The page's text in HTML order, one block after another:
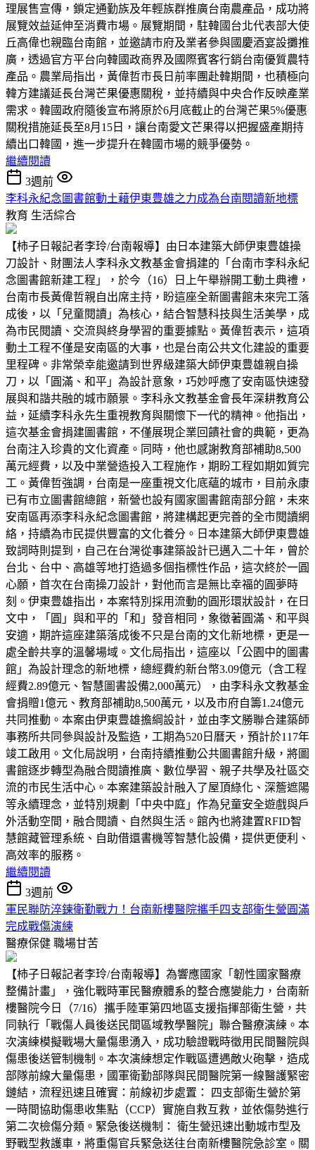
理展售宣傳，鎖定通勤族及年輕族群推廣台南農產品，成功將
展覽效益延伸至消費市場。展覽期間，駐韓國台北代表部大使
丘高偉也親臨台南館，並邀請市府及業者參與國慶酒宴設攤推
廣，透過官方平台向韓國政商界及國際賓客行銷台南優質農特
產品。農業局指出，黃偉哲市長日前率團赴韓期間，也積極向
韓方建議延長台灣芒果優惠關稅，並持續與中央合作反映產業
需求。韓國政府隨後宣布將原於6月底截止的台灣芒果5%優惠
關稅措施延長至8月15日，讓台南愛文芒果得以把握盛產期持
續出口韓國，進一步提升在韓國市場的競爭優勢。
繼續閱讀
3週前
李科永紀念圖書館動土藉伊東豊雄之力成為台南閱讀新地標
教育 生活綜合
【柿子日報記者李玲/台南報導】由日本建築大師伊東豊雄操
刀設計、財團法人李科永文教基金會捐建的「台南市李科永紀
念圖書館新建工程」，於今（16）日上午舉辦開工動土典禮，
台南市長黃偉哲親自出席主持，盼這座全新圖書館未來完工落
成後，以「兒童閱讀」為核心，結合智慧科技與生活美學，成
為市民閱讀、交流與終身學習的重要據點。黃偉哲表示，這項
動土工程不僅是安南區的大事，也是台南公共文化建設的重要
里程碑。非常榮幸能邀請到世界級建築大師伊東豊雄親自操
刀，以「圓滿、和平」為設計意象，巧妙呼應了安南區快速發
展與和諧共融的城市願景。李科永文教基金會長年深耕教育公
益，延續李科永先生重視教育與關懷下一代的精神。他指出，
這次基金會捐建圖書館，不僅展現企業回饋社會的典範，更為
台南注入珍貴的文化資產。同時，他也感謝教育部補助8,500
萬元經費，以及中業營造投入工程施作，期盼工程如期如質完
工。黃偉哲強調，台南是一座重視文化底蘊的城市，目前永康
已有市立圖書館總館，新營也設有國家圖書館南部分館，未來
安南區再添李科永紀念圖書館，將建構起更完善的全市閱讀網
絡，持續為市民提供豐富的文化養分。日本建築大師伊東豊雄
致詞時則提到，自己在台灣從事建築設計已邁入二十年，曾於
台北、台中、高雄等地打造過多個指標性作品，這次終於一圓
心願，首次在台南操刀設計，對他而言是無比幸福的圓夢時
刻。伊東豊雄指出，本案特別採用流動的圓形環狀設計，在日
文中，「圓」與和平的「和」發音相同，象徵著圓滿、和平與
安適，期許這座建築落成後不只是台南的文化新地標，更是一
處全齡共享的溫馨場域。文化局指出，這座以「公園中的圖書
館」為設計理念的新地標，總經費約新台幣3.09億元（含工程
經費2.89億元、智慧圖書設備2,000萬元），由李科永文教基金
會捐贈1億元、教育部補助8,500萬元，以及市府自籌1.24億元
共同推動。本案由伊東豊雄擔綱設計，並由李文勝聯合建築師
事務所共同參與設計及監造，工期為520日曆天，預計於117年
竣工啟用。文化局說明，台南持續推動公共圖書館升級，將圖
書館逐步轉型為融合閱讀推廣、數位學習、親子共學及社區交
流的市民生活中心。本案建築設計融入了屋頂綠化、深簷遮陽
等永續理念，並特別規劃「中央中庭」作為兒童安全遊戲與戶
外活動空間，融合閱讀、自然與生活。館內也將建置RFID智
慧館藏管理系統、自助借還書機等智慧化設備，提供更便利、
高效率的服務。
繼續閱讀
3週前
軍民聯防淬鍊衛勤戰力！台南新樓醫院攜手四支部衛生營圓滿
完成戰傷演練
醫療保健 職場甘苦
【柿子日報記者李玲/台南報導】為響應國家「韌性國家醫療
整備計畫」，強化戰時軍民醫療體系的整合應變能力，台南新
樓醫院今日（7/16）攜手陸軍第四地區支援指揮部衛生營，共
同執行「戰傷人員後送民間區域教學醫院」聯合醫療演練。本
次演練模擬戰場大量傷患湧入，成功驗證戰時徵用民間醫院與
傷患後送管制機制。本次演練想定作戰區遭遇敵火砲擊，造成
部隊前線大量傷患，國軍衛勤部隊與民間醫院第一線醫護緊密
鏈結，流程迅速且確實：前線初步處置： 四支部衛生營於第
一時間協助傷患收集點（CCP）實施自救互救，並依傷勢進行
第二次檢傷分類。緊急後送機制： 衛生營迅速出動城市型及
野戰型救護車，將重傷官兵緊急送往台南新樓醫院急診室。關